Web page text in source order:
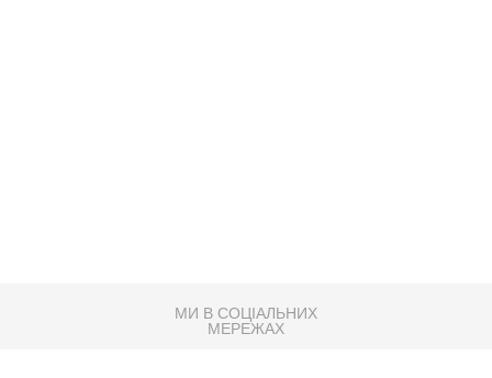
МИ В СОЦІАЛЬНИХ
МЕРЕЖАХ